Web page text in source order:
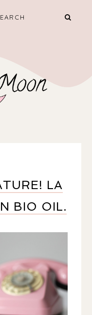
LA
BIO OIL.